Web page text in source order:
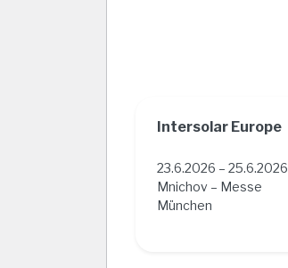
Intersolar Europe
23.6.2026 – 25.6.2026 |
Mnichov – Messe
München